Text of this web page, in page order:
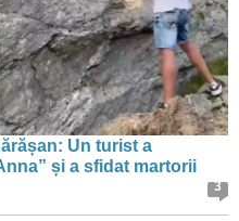
Un turist a
și a sfidat martorii
3